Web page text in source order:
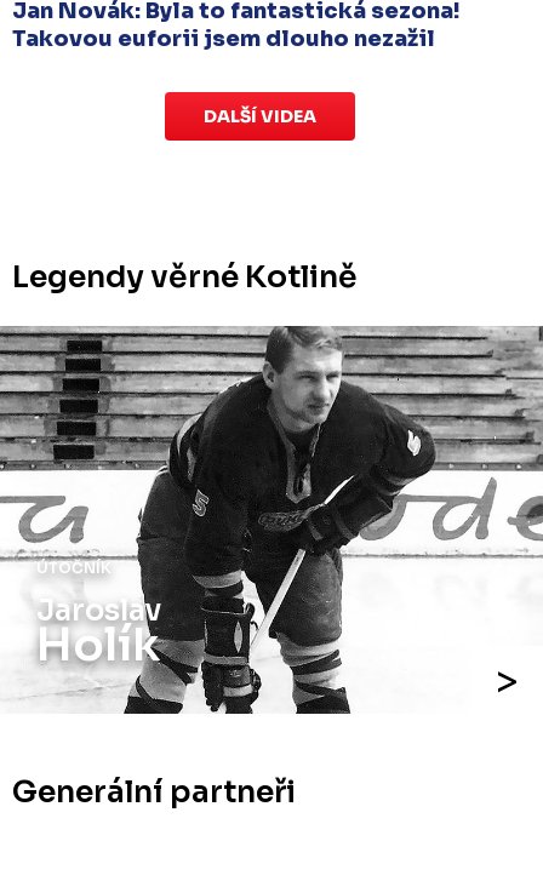
Jan Novák: Byla to fantastická sezona!
Takovou euforii jsem dlouho nezažil
DALŠÍ VIDEA
Legendy věrné Kotlině
ÚTOČNÍK
Jiří
Holík
Generální partneři